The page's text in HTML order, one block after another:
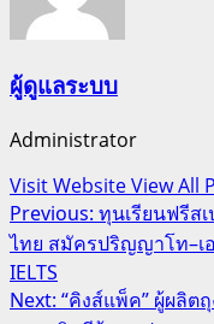
ผู้ดูแลระบบ
Administrator
Visit WebsiteView All
Post
navigation
Previous: ทุนเรียนฟรีส
ไทย สมัครปริญญาโท–เ
IELTS
Next: “คิงส์แพ็ค” ผู้ผลิต